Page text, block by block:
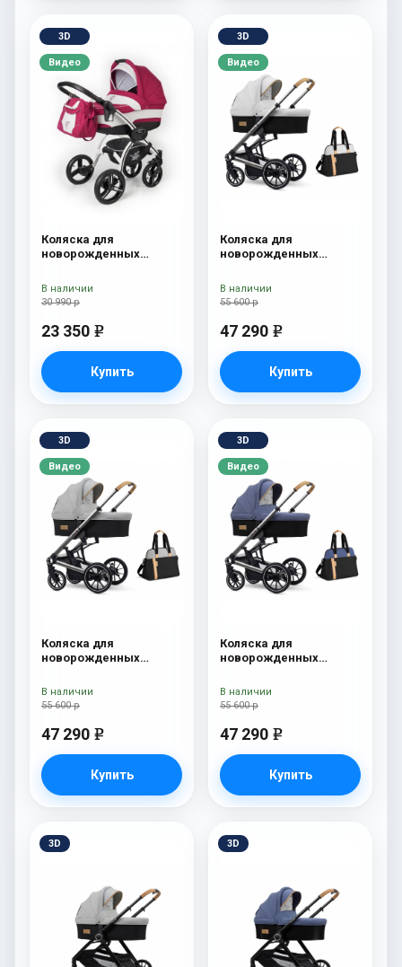
3D
Видео
Коляска для
новорожденных
White) Borduex
30 990 р
23 350 e
Купить
В наличии
3D
Видео
Коляска для
новорожденных
Sahara
55 600 р
47 290 e
Купить
В наличии
3D
Видео
Коляска для
новорожденных
Grey
55 600 р
47 290 e
Купить
В наличии
3D
Видео
Коляска для
новорожденных
Denim
55 600 р
47 290 e
Купить
В наличии
3D 3D